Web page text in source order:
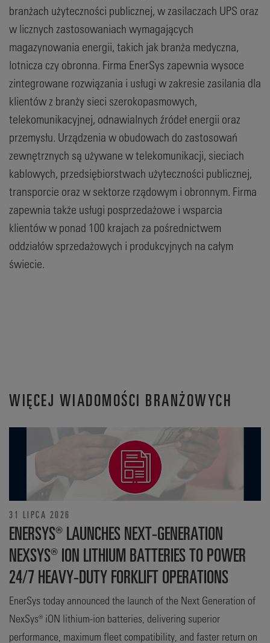
branżach użyteczności publicznej, w zasilaczach UPS oraz
w licznych zastosowaniach wymagających
magazynowania energii, takich jak branża medyczna,
lotnicza czy obronna. Firma EnerSys zapewnia wysoce
zintegrowane rozwiązania i usługi w zakresie zasilania dla
klientów z branży sieci szerokopasmowych,
telekomunikacyjnej, odnawialnych źródeł energii oraz
przemysłu. Urządzenia w obudowach do zastosowań
zewnętrznych są używane w telekomunikacji, sieciach
kablowych, przedsiębiorstwach użyteczności publicznej,
transporcie oraz w sektorze rządowym i obronnym. Firma
zapewnia także usługi posprzedażowe i wsparcia
klientów w ponad 100 krajach za pośrednictwem
oddziałów sprzedażowych i produkcyjnych na całym
świecie.
WIĘCEJ WIADOMOŚCI BRANŻOWYCH
31 LIPCA 2026
ENERSYS® LAUNCHES NEXT-GENERATION
NEXSYS® ION LITHIUM BATTERIES TO POWER
24/7 HEAVY-DUTY FORKLIFT OPERATIONS
EnerSys today announced the launch of the Next Generation of
NexSys® iON lithium-ion batteries, delivering superior
performance, maximum fleet compatibility, and faster return on